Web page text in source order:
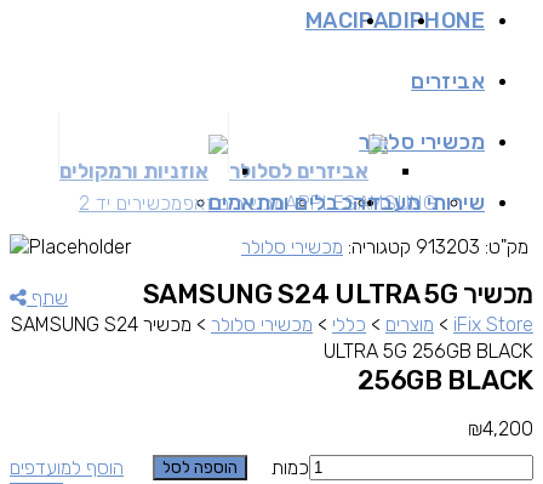
IPHONE
IPAD
MAC
אביזרים
אביזרים לסלולר אוזניות ורמקולים
מכשירי סלולר
SAMSUNG
APPLEמכשירים זאפמכשירים יד 2 שירותי מעבדהכבלים ומתאמים
שתף
iFix Store
> מוצרים > כללי > מכשירי סלולר >
מכשיר SAMSUNG S24
ULTRA 5G 256GB BLACK
מכשיר SAMSUNG S24 ULTRA 5G
256GB BLACK
₪4,200
כמות
הוספה לסל
הוסף למועדפים
מק"ט: 913203 קטגוריה: מכשירי סלולר